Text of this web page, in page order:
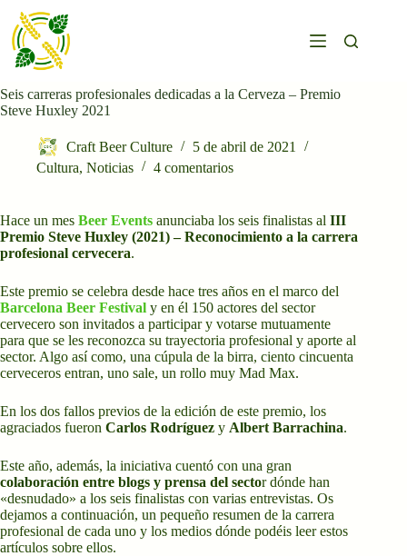
contenido
Seis carreras profesionales dedicadas a la Cerveza – Premio
Steve Huxley 2021
Craft Beer Culture
5 de abril de 2021
Cultura, Noticias 4 comentarios
Hace un mes Beer Events anunciaba los seis finalistas al III
Premio Steve Huxley (2021) – Reconocimiento a la carrera
profesional cervecera.
Este premio se celebra desde hace tres años en el marco del
Barcelona Beer Festival y en él 150 actores del sector
cervecero son invitados a participar y votarse mutuamente
para que se les reconozca su trayectoria profesional y aporte al
sector. Algo así como, una cúpula de la birra, ciento cincuenta
cerveceros entran, uno sale, un rollo muy Mad Max.
En los dos fallos previos de la edición de este premio, los
agraciados fueron Carlos Rodríguez y Albert Barrachina.
Este año, además, la iniciativa cuentó con una gran
colaboración entre blogs y prensa del sector dónde han
«desnudado» a los seis finalistas con varias entrevistas. Os
dejamos a continuación, un pequeño resumen de la carrera
profesional de cada uno y los medios dónde podéis leer estos
artículos sobre ellos.